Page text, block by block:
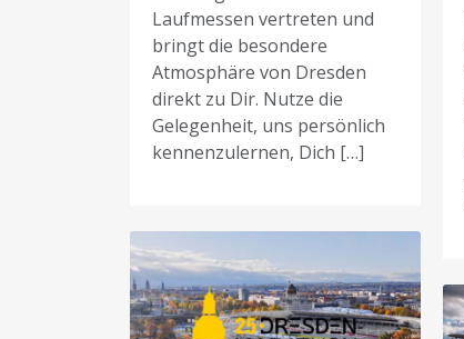
Laufmessen vertreten und
bringt die besondere
Atmosphäre von Dresden
direkt zu Dir. Nutze die
Gelegenheit, uns persönlich
kennenzulernen, Dich […]